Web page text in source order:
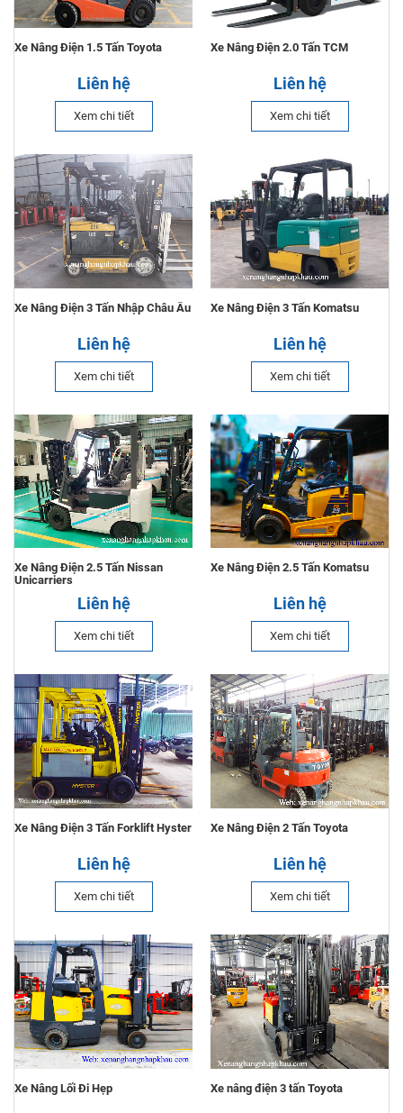
Xe Nâng Điện 1.5 Tấn Toyota
Liên hệ
Xem chi tiết
Xe Nâng Điện 2.0 Tấn TCM
Liên hệ
Xem chi tiết
Xe Nâng Điện 3 Tấn Nhập Châu Âu
Liên hệ
Xem chi tiết
Xe Nâng Điện 3 Tấn Komatsu
Liên hệ
Xem chi tiết
Xe Nâng Điện 2.5 Tấn Nissan
Unicarriers
Liên hệ
Xem chi tiết
Xe Nâng Điện 2.5 Tấn Komatsu
Liên hệ
Xem chi tiết
Xe Nâng Điện 3 Tấn Forklift Hyster
Liên hệ
Xem chi tiết
Xe Nâng Điện 2 Tấn Toyota
Liên hệ
Xem chi tiết
Xe Nâng Lối Đi Hẹp Xe nâng điện 3 tấn Toyota